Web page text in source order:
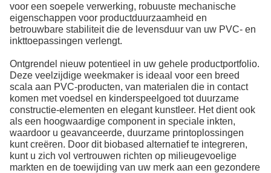
voor een soepele verwerking, robuuste mechanische
eigenschappen voor productduurzaamheid en
betrouwbare stabiliteit die de levensduur van uw PVC- en
inkttoepassingen verlengt.
Ontgrendel nieuw potentieel in uw gehele productportfolio.
Deze veelzijdige weekmaker is ideaal voor een breed
scala aan PVC-producten, van materialen die in contact
komen met voedsel en kinderspeelgoed tot duurzame
constructie-elementen en elegant kunstleer. Het dient ook
als een hoogwaardige component in speciale inkten,
waardoor u geavanceerde, duurzame printoplossingen
kunt creëren. Door dit biobased alternatief te integreren,
kunt u zich vol vertrouwen richten op milieugevoelige
markten en de toewijding van uw merk aan een gezondere